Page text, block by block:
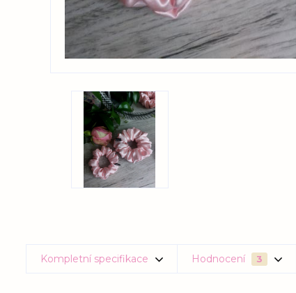
Kompletní specifikace Hodnocení 3